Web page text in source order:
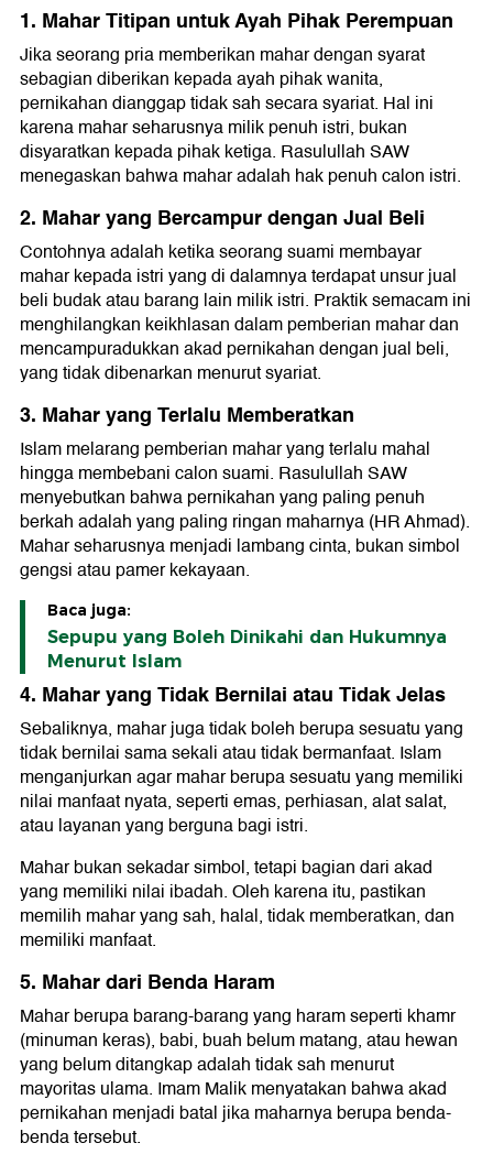
1. Mahar Titipan untuk Ayah Pihak Perempuan
Jika seorang pria memberikan mahar dengan syarat
sebagian diberikan kepada ayah pihak wanita,
pernikahan dianggap tidak sah secara syariat. Hal ini
karena mahar seharusnya milik penuh istri, bukan
disyaratkan kepada pihak ketiga. Rasulullah SAW
menegaskan bahwa mahar adalah hak penuh calon istri.
2. Mahar yang Bercampur dengan Jual Beli
Contohnya adalah ketika seorang suami membayar
mahar kepada istri yang di dalamnya terdapat unsur jual
beli budak atau barang lain milik istri. Praktik semacam ini
menghilangkan keikhlasan dalam pemberian mahar dan
mencampuradukkan akad pernikahan dengan jual beli,
yang tidak dibenarkan menurut syariat.
3. Mahar yang Terlalu Memberatkan
Islam melarang pemberian mahar yang terlalu mahal
hingga membebani calon suami. Rasulullah SAW
menyebutkan bahwa pernikahan yang paling penuh
berkah adalah yang paling ringan maharnya (HR Ahmad).
Mahar seharusnya menjadi lambang cinta, bukan simbol
gengsi atau pamer kekayaan.
Baca juga:
Sepupu yang Boleh Dinikahi dan Hukumnya
Menurut Islam
4. Mahar yang Tidak Bernilai atau Tidak Jelas
Sebaliknya, mahar juga tidak boleh berupa sesuatu yang
tidak bernilai sama sekali atau tidak bermanfaat. Islam
menganjurkan agar mahar berupa sesuatu yang memiliki
nilai manfaat nyata, seperti emas, perhiasan, alat salat,
atau layanan yang berguna bagi istri.
Mahar bukan sekadar simbol, tetapi bagian dari akad
yang memiliki nilai ibadah. Oleh karena itu, pastikan
memilih mahar yang sah, halal, tidak memberatkan, dan
memiliki manfaat.
5. Mahar dari Benda Haram
Mahar berupa barang-barang yang haram seperti khamr
(minuman keras), babi, buah belum matang, atau hewan
yang belum ditangkap adalah tidak sah menurut
mayoritas ulama. Imam Malik menyatakan bahwa akad
pernikahan menjadi batal jika maharnya berupa benda-
benda tersebut.